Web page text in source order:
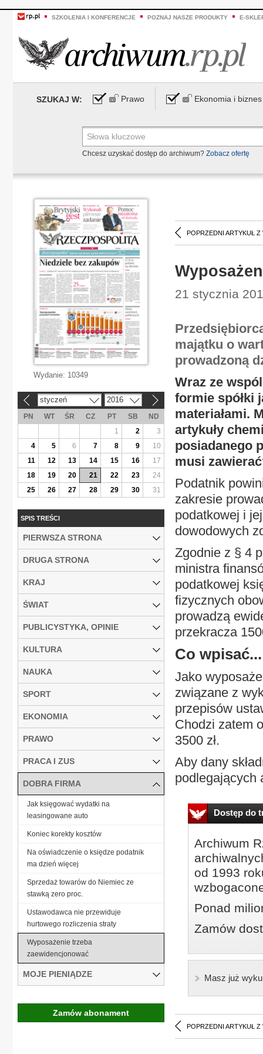
SZKOLENIA I KONFERENCJE POZNAJ NASZE PRODUKTY E-
SZUKAJ W: Prawo Ekonomia i biznes
Chcesz uzyskać dostęp do archiwum? Zobacz ofertę
POPRZEDNI ARTYKUŁ Z
21 stycznia
majątku o
prowadzoną
Wraz ze
formie spółki
materiałami.
artykuły
posiadanego
musi
Podatnik
zakresie
podatkowej i
dowodowych
Zgodnie z § 4
ministra
podatkowej
fizycznych
prowadzą
przekracza
Co wpisać...
Jako
związane z
przepisów
Chodzi zatem
3500 zł.
Aby dany
podlegających
Dostęp do
Archiwum
od 1993
Ponad
Zamów
Masz już
POPRZEDNI ARTYKUŁ Z
Wydanie: 10349
styczeń 2016
PN WT ŚR CZ PT SB
ND
1
2
3
4
5 6 7 8 9
10
11
12 13 14 15 16
17
18
19 20 21 22 23
24
25
26 27 28 29 30 31
SPIS TREŚCI
PIERWSZA STRONA
DRUGA STRONA
KRAJ
ŚWIAT
PUBLICYSTYKA, OPINIE
KULTURA
NAUKA
SPORT
EKONOMIA
PRAWO
PRACA I ZUS
DOBRA FIRMA
Jak księgować wydatki na
leasingowane auto
Koniec korekty kosztów
Na oświadczenie o księdze podatnik
ma dzień więcej
Sprzedaż towarów do Niemiec ze
stawką zero proc.
Ustawodawca nie przewiduje
hurtowego rozliczenia straty
Wyposażenie trzeba
zaewidencjonować
MOJE PIENIĄDZE
Zamów abonament